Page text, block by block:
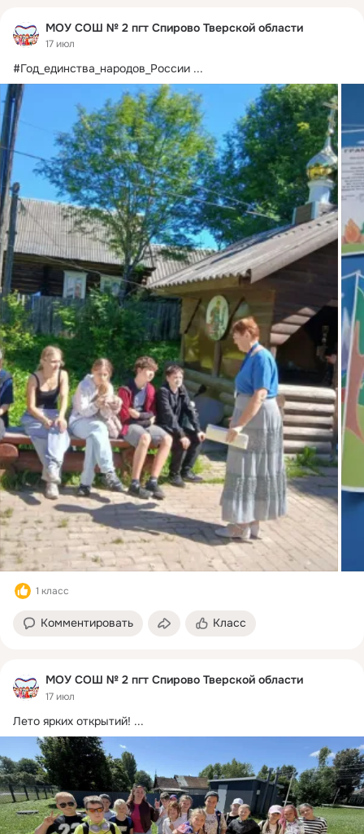
МОУ СОШ № 2 пгт Спирово Тверской области
17 июл
#Год_единства_народов_России ...
1 класс
Комментировать Класс
МОУ СОШ № 2 пгт Спирово Тверской области
17 июл
Лето ярких открытий! ...